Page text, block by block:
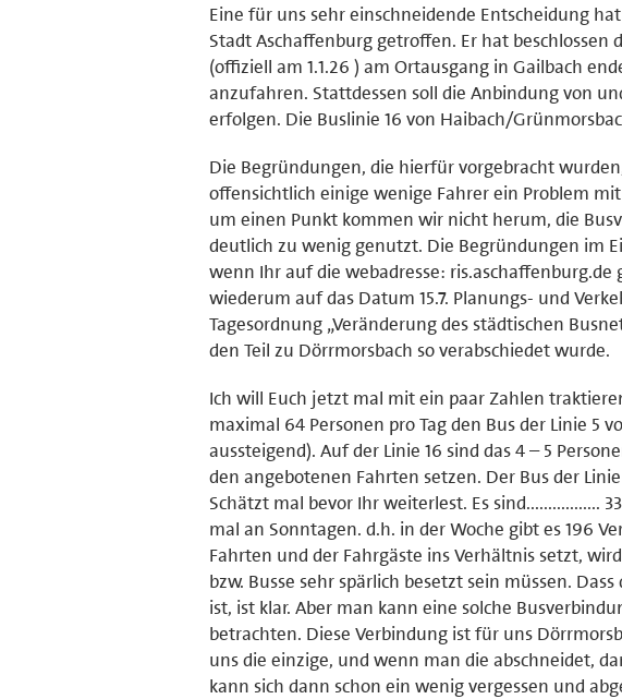
Eine für uns sehr einschneidende Entscheidung
Stadt Aschaffenburg getroffen. Er hat beschlossen
(offiziell am 1.1.26 ) am Ortausgang in Gailbach
anzufahren. Stattdessen soll die Anbindung von
erfolgen. Die Buslinie 16 von Haibach/
Die Begründungen, die hierfür vorgebracht
offensichtlich einige wenige Fahrer ein Problem
um einen Punkt kommen wir nicht herum, die
deutlich zu wenig genutzt. Die Begründungen im
wenn Ihr auf die webadresse:
wiederum auf das Datum 15.7. Planungs- und
Tagesordnung „Veränderung des städtischen
den Teil zu Dörrmorsbach so verabschiedet wurde.
Ich will Euch jetzt mal mit ein paar Zahlen
maximal 64 Personen pro Tag den Bus der Linie 5
aussteigend). Auf der Linie 16 sind das 4 – 5
den angebotenen Fahrten setzen. Der Bus der
Schätzt mal bevor Ihr weiterlest. Es sind.................
mal an Sonntagen. d.h. in der Woche gibt es 196
Fahrten und der Fahrgäste ins Verhältnis setzt,
bzw. Busse sehr spärlich besetzt sein müssen.
ist, ist klar. Aber man kann eine solche
betrachten. Diese Verbindung ist für uns
uns die einzige, und wenn man die abschneidet,
kann sich dann schon ein wenig vergessen und